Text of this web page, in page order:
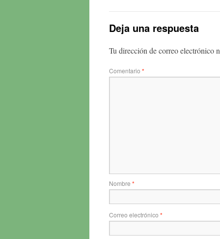
Deja una respuesta
Tu dirección de correo electrónico
Comentario *
Nombre *
Correo electrónico *